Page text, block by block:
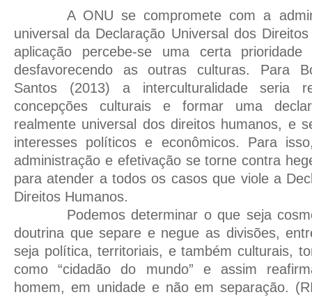
A ONU se compromete com a
universal da Declaração Universal dos
aplicação percebe-se uma certa
desfavorecendo as outras culturas. Para
Santos (2013) a interculturalidade seria
concepções culturais e formar uma
realmente universal dos direitos humanos, e
interesses políticos e econômicos. Para
administração e efetivação se torne contra
para atender a todos os casos que viole a
Direitos Humanos.
Podemos determinar o que seja
doutrina que separe e negue as divisões,
seja política, territoriais, e também culturais,
como “cidadão do mundo” e assim
homem, em unidade e não em separação.